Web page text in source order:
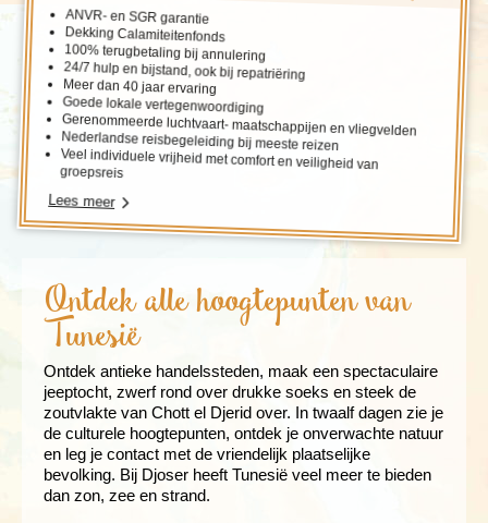
ANVR- en SGR garantie
Dekking Calamiteitenfonds
100% terugbetaling bij annulering
24/7 hulp en bijstand, ook bij repatriëring
Meer dan 40 jaar ervaring
Goede lokale vertegenwoordiging
Gerenommeerde luchtvaart- maatschappijen en vliegvelden
Nederlandse reisbegeleiding bij meeste reizen
Veel individuele vrijheid met comfort en veiligheid van
groepsreis
Lees meer
Ontdek alle hoogtepunten van
Tunesië
Ontdek antieke handelssteden, maak een spectaculaire
jeeptocht, zwerf rond over drukke soeks en steek de
zoutvlakte van Chott el Djerid over. In twaalf dagen zie je
de culturele hoogtepunten, ontdek je onverwachte natuur
en leg je contact met de vriendelijk plaatselijke
bevolking. Bij Djoser heeft Tunesië veel meer te bieden
dan zon, zee en strand.